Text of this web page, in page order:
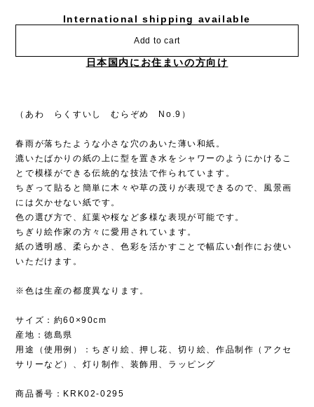
International shipping available
Add to cart
日本国内にお住まいの方向け
（あわ らくすいし むらぞめ No.9）
春雨が落ちたような小さな穴のあいた薄い和紙。
漉いたばかりの紙の上に型を置き水をシャワーのようにかけるこ
とで模様ができる伝統的な技法で作られています。
ちぎって貼ると簡単に木々や草の茂りが表現できるので、風景画
には欠かせない紙です。
色の選び方で、紅葉や桜など多様な表現が可能です。
ちぎり絵作家の方々に愛用されています。
紙の透明感、柔らかさ、色彩を活かすことで幅広い創作にお使い
いただけます。
※色は生産の都度異なります。
サイズ：約60×90cm
産地：徳島県
用途（使用例）：ちぎり絵、押し花、切り絵、作品制作（アクセ
サリーなど）、灯り制作、装飾用、ラッピング
商品番号：KRK02-0295